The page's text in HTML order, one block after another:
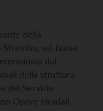
della
sul fiume
dal
della struttura.
del Servizio
Opere stradali